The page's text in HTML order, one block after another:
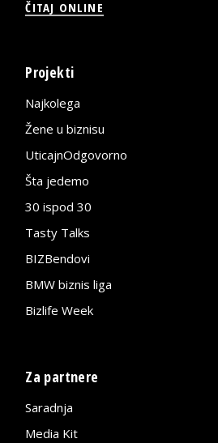
ČITAJ ONLINE
Projekti
Najkolega
Žene u biznisu
UticajnOdgovorno
Šta jedemo
30 ispod 30
Tasty Talks
BIZBendovi
BMW biznis liga
Bizlife Week
Za partnere
Saradnja
Media Kit